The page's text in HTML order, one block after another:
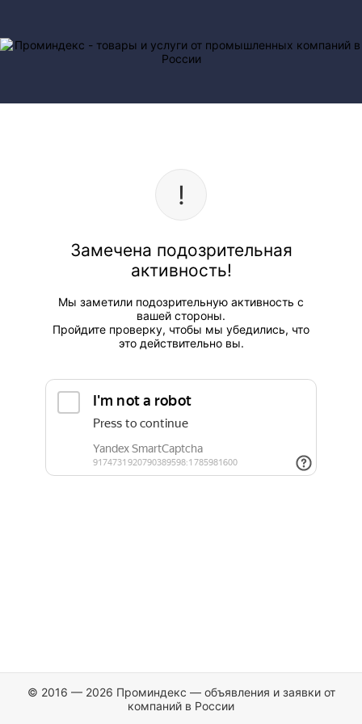
Замечена подозрительная
активность!
Мы заметили подозрительную активность с
вашей стороны.
Пройдите проверку, чтобы мы убедились, что
это действительно вы.
© 2016 — 2026 Проминдекс — объявления и заявки от
компаний в России